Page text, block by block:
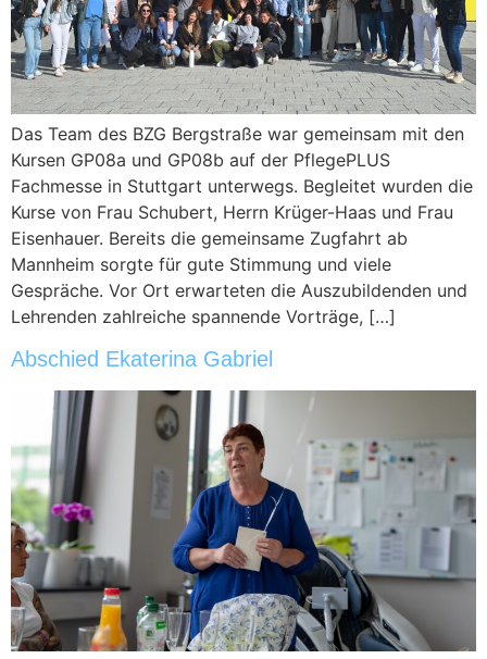
Das Team des BZG Bergstraße war gemeinsam mit den
Kursen GP08a und GP08b auf der PflegePLUS
Fachmesse in Stuttgart unterwegs. Begleitet wurden die
Kurse von Frau Schubert, Herrn Krüger-Haas und Frau
Eisenhauer. Bereits die gemeinsame Zugfahrt ab
Mannheim sorgte für gute Stimmung und viele
Gespräche. Vor Ort erwarteten die Auszubildenden und
Lehrenden zahlreiche spannende Vorträge, […]
Abschied Ekaterina Gabriel